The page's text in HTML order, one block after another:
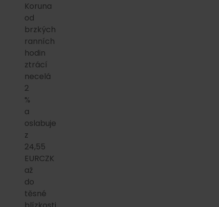
Koruna
od
brzkých
ranních
hodin
ztrácí
necelá
2
%
a
oslabuje
z
24,55
EURCZK
až
do
těsné